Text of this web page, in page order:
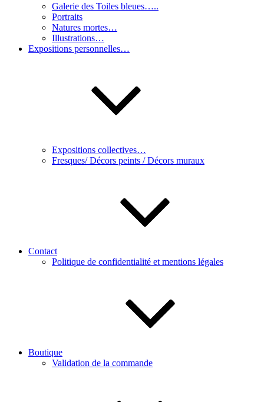
Galerie des Toiles bleues…..
Portraits
Natures mortes…
Illustrations…
Expositions personnelles…
Expositions collectives…
Fresques/ Décors peints / Décors muraux
Contact
Politique de confidentialité et mentions légales
Boutique
Validation de la commande